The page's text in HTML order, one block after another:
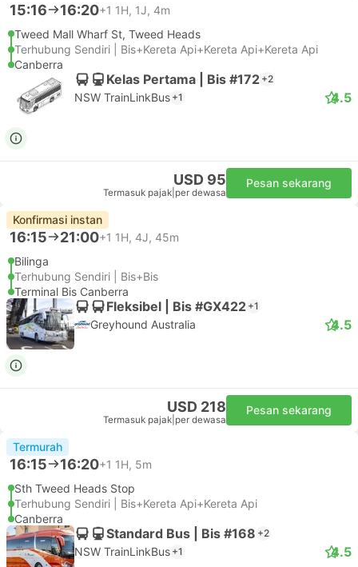
15:16 16:20+1 1H, 1J, 4m
Tweed Mall Wharf St, Tweed Heads
Terhubung Sendiri | Bis+Kereta Api+Kereta Api+Kereta Api
Canberra
Kelas Pertama | Bis #172 +2
NSW TrainLinkBus +1 4.5
USD 95
Termasuk pajak per dewasa
Pesan sekarang
Konfirmasi instan
16:15 21:00+1 1H, 4J, 45m
Bilinga
Terhubung Sendiri | Bis+Bis
Terminal Bis Canberra
Fleksibel | Bis #GX422 +1
Greyhound Australia 4.5
USD 218
Termasuk pajak per dewasa
Pesan sekarang
Termurah
16:15 16:20+1 1H, 5m
Sth Tweed Heads Stop
Terhubung Sendiri | Bis+Kereta Api+Kereta Api
Canberra
Standard Bus | Bis #168 +2
NSW TrainLinkBus +1 4.5